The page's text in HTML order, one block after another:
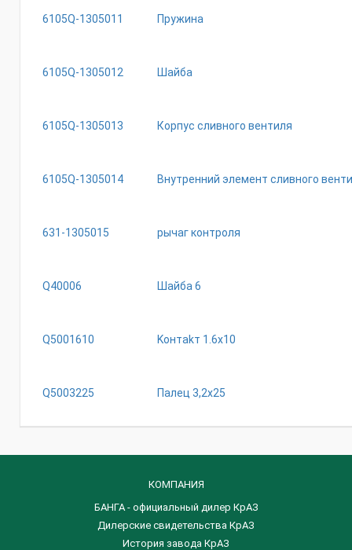
6105Q-1305011 Пружина
6105Q-1305012 Шайба
6105Q-1305013 Корпус сливного вентиля
6105Q-1305014 Внутренний элемент сливного
631-1305015 рычаг контроля
Q40006 Шайба 6
Q5001610 Koнтakт 1.6x10
Q5003225 Палец 3,2х25
КОМПАНИЯ
БАНГА - официальный дилер КрАЗ
Дилерские свидетельства КрАЗ
История завода КрАЗ